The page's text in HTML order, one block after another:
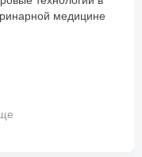
медицине